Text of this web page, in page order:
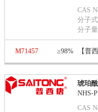
CAS
分子
分子
M71457 ≥98% 【普
琥珀
NHS-
CAS